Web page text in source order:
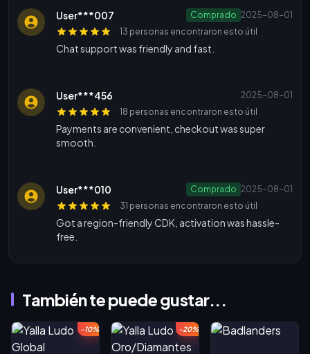
User***007 Comprado 2025-08-01
13 personas encontraron esto útil
Chat support was friendly and fast.
User***456
2025-08-01
18 personas encontraron esto útil
Payments are convenient, checkout was super
smooth.
User***010 Comprado 2025-08-01
31 personas encontraron esto útil
Got a region-friendly CDK, activation was hassle-
free.
También te puede gustar...
-10% -20%